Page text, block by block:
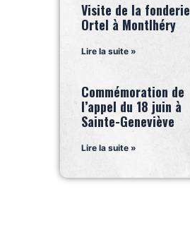
Visite de la fonderie
Ortel à Montlhéry
Lire la suite »
Commémoration de
l’appel du 18 juin à
Sainte-Geneviève
Lire la suite »